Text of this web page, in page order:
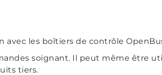
avec les boîtiers de contrôle
soignant. Il peut même être
tiers.